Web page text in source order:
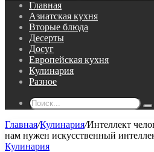
Главная
Азиатская кухня
Вторые блюда
Десерты
Досуг
Европейская кухня
Кулинария
Разное
Главная/Кулинария/Интеллект
нам нужен искусственный
Кулинария